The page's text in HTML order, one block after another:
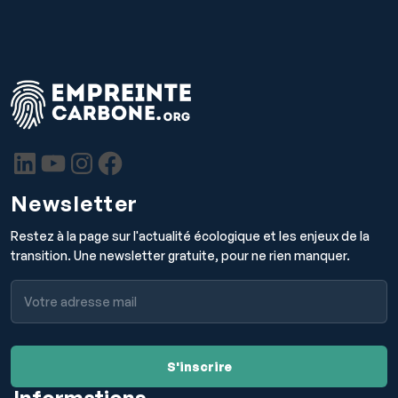
Newsletter
Restez à la page sur l'actualité écologique et les enjeux de la
transition. Une newsletter gratuite, pour ne rien manquer.